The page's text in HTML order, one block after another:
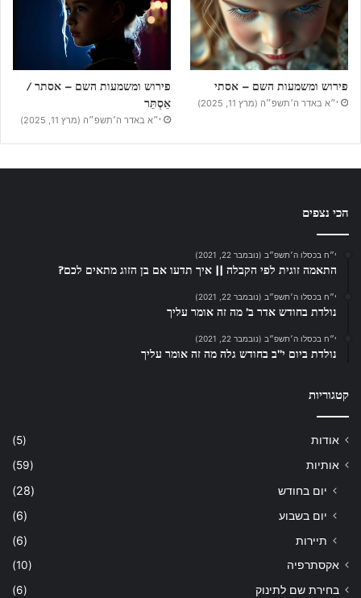
פירוש ומשמעות השם – אסתי
י״א באדר ה׳תשפ״ה (מרץ 11, 2025)
פירוש ומשמעות השם – אסתר /
אֵסְתֵּר
י״א באדר ה׳תשפ״ה (מרץ 11, 2025)
הכי נצפים
י״ח בכסלו ה׳תשפ״ב (נובמבר 22, 2021)
התאמה זוגית לפי הקבלה || איך תדעו אם בן הזוג מתאים לכם?
י״ח בכסלו ה׳תשפ״ב (נובמבר 22, 2021)
נולדת בחודש אדר ב’ מה זה אומר עליך
י״ח בכסלו ה׳תשפ״ב (נובמבר 22, 2021)
נולדת ביום י”ב בחודש גלה מה זה אומר עליך
קטגוריות
אודות
(5)
אותיות
(59)
יום בחודש
(28)
יום בשבוע
(6)
תיירות
(6)
אקסתרפיה
(10)
בחירת שם לתינוק
(6)